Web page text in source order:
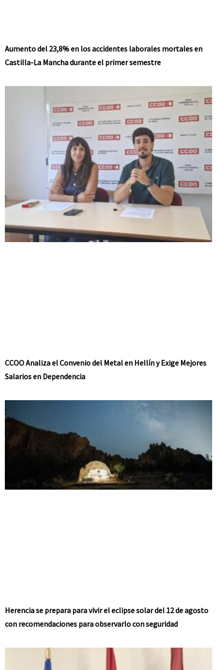
Aumento del 23,8% en los accidentes laborales mortales en
Castilla-La Mancha durante el primer semestre
CCOO Analiza el Convenio del Metal en Hellín y Exige Mejores
Salarios en Dependencia
Herencia se prepara para vivir el eclipse solar del 12 de agosto
con recomendaciones para observarlo con seguridad